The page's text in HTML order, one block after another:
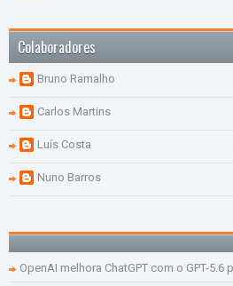
Colaboradores
Bruno Ramalho
Carlos Martins
Luís Costa
Nuno Barros
OpenAI melhora ChatGPT com o GPT-5.6